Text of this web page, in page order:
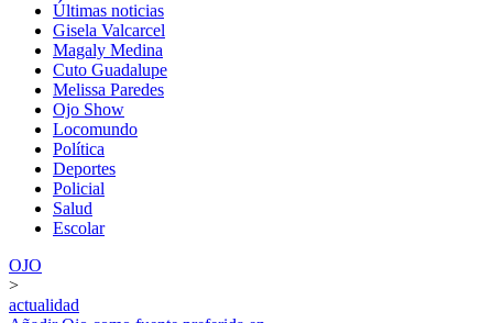
Últimas noticias
Gisela Valcarcel
Magaly Medina
Cuto Guadalupe
Melissa Paredes
Ojo Show
Locomundo
Política
Deportes
Policial
Salud
Escolar
OJO
>
actualidad